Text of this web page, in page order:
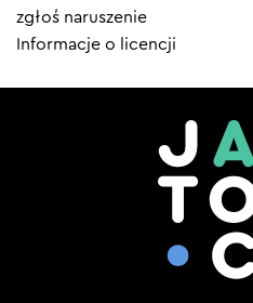
zgłoś naruszenie
Informacje o licencji